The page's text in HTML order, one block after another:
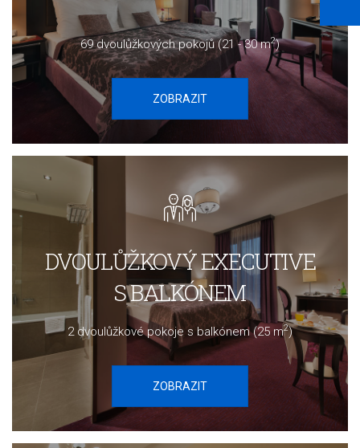
69 dvoulůžkových pokojů (21 - 30 m2)
ZOBRAZIT
DVOULŮŽKOVÝ EXECUTIVE
S BALKÓNEM
2 dvoulůžkové pokoje s balkónem (25 m2)
ZOBRAZIT